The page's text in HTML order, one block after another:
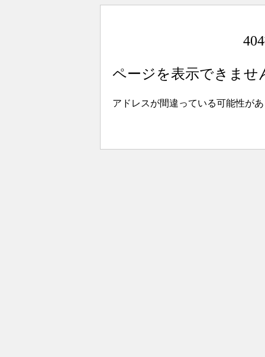
ページを表示できませ
アドレスが間違っている可能性が